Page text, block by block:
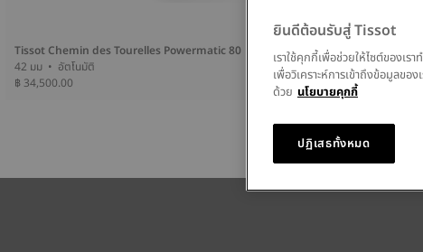
Tissot Chemin des Tourelles Powermatic 80
42 มม • อัตโนมัติ
฿ 34,500.00
Tissot Carson
40 มม • อัตโนมัติ
฿ 29,500.00
ยินดีต้อนรับสู่ Tissot
เราใช้คุกกี้เพื่อช่วยให้ไซต์ของเ
เพื่อวิเคราะห์การเข้าถึงข้อมูลขอ
ด้วย นโยบายคุกกี้
ปฏิเสธทั้งหมด